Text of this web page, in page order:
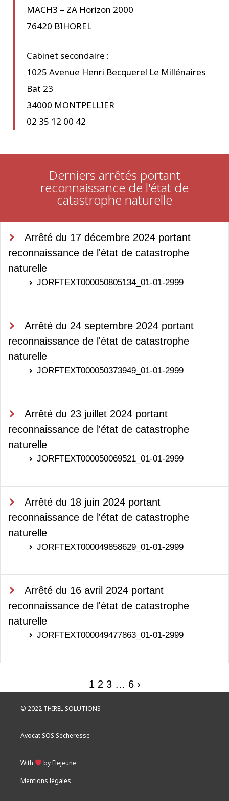
MACH3 – ZA Horizon 2000
76420 BIHOREL
Cabinet secondaire :
1025 Avenue Henri Becquerel Le Millénaires
Bat 23
34000 MONTPELLIER
02 35 12 00 42
Derniers arrêtés portant
reconnaissance de l'état de
catastrophe naturelle
Arrêté du 17 décembre 2024 portant
reconnaissance de l'état de catastrophe
naturelle
JORFTEXT000050805134_01-01-2999
Arrêté du 24 septembre 2024 portant
reconnaissance de l'état de catastrophe
naturelle
JORFTEXT000050373949_01-01-2999
Arrêté du 23 juillet 2024 portant
reconnaissance de l'état de catastrophe
naturelle
JORFTEXT000050069521_01-01-2999
Arrêté du 18 juin 2024 portant
reconnaissance de l'état de catastrophe
naturelle
JORFTEXT000049858629_01-01-2999
Arrêté du 16 avril 2024 portant
reconnaissance de l'état de catastrophe
naturelle
JORFTEXT000049477863_01-01-2999
1 2 3 … 6 ›
© 2022 THIREL SOLUTIONS
Avocat SOS Sécheresse
With by Flejeune
Mentions légales